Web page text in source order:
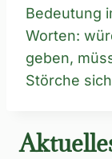
Bedeutung
Worten:
geben,
Störche